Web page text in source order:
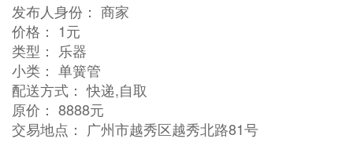
发布人身份： 商家
价格： 1元
类型： 乐器
小类： 单簧管
配送方式： 快递,自取
原价： 8888元
交易地点： 广州市越秀区越秀北路81号